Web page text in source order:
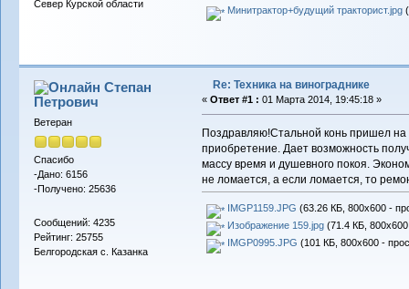
Север Курской области
Минитрактор+будущий тракторист.jpg
Степан
Петрович
Ветеран
Спасибо
-Дано: 6156
-Получено: 25636
Сообщений: 4235
Рейтинг: 25755
Белгородская с. Казанка
Re: Техника на винограднике
« Ответ #1 : 01 Марта 2014, 19:45:18 »
Поздравляю!Стальной конь пришел
приобретение. Дает возможность
массу время и душевного покоя.
не ломается, а если ломается, то
IMGP1159.JPG (63.26 КБ, 800x600 -
Изображение 159.jpg(71.4 КБ, 800x600
IMGP0995.JPG (101 КБ, 800x600 -